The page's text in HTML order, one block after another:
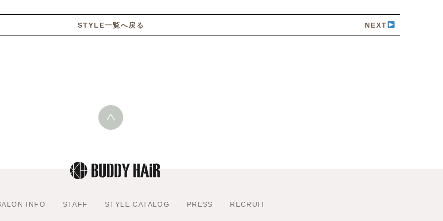
STYLE一覧へ戻る NEXT
INFO STAFF STYLE CATALOG PRESS RECRUIT